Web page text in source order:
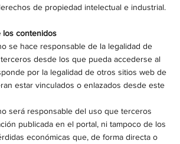
de propiedad intelectual e industrial.​
los contenidos
se hace responsable de la legalidad de
desde los que pueda accederse al
por la legalidad de otros sitios web de
estar vinculados o enlazados desde este
será responsable del uso que terceros
publicada en el portal, ni tampoco de los
económicas que, de forma directa o